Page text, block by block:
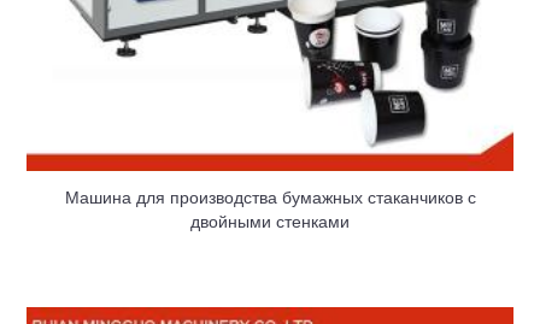
Машина для производства бумажных стаканчиков с
двойными стенками